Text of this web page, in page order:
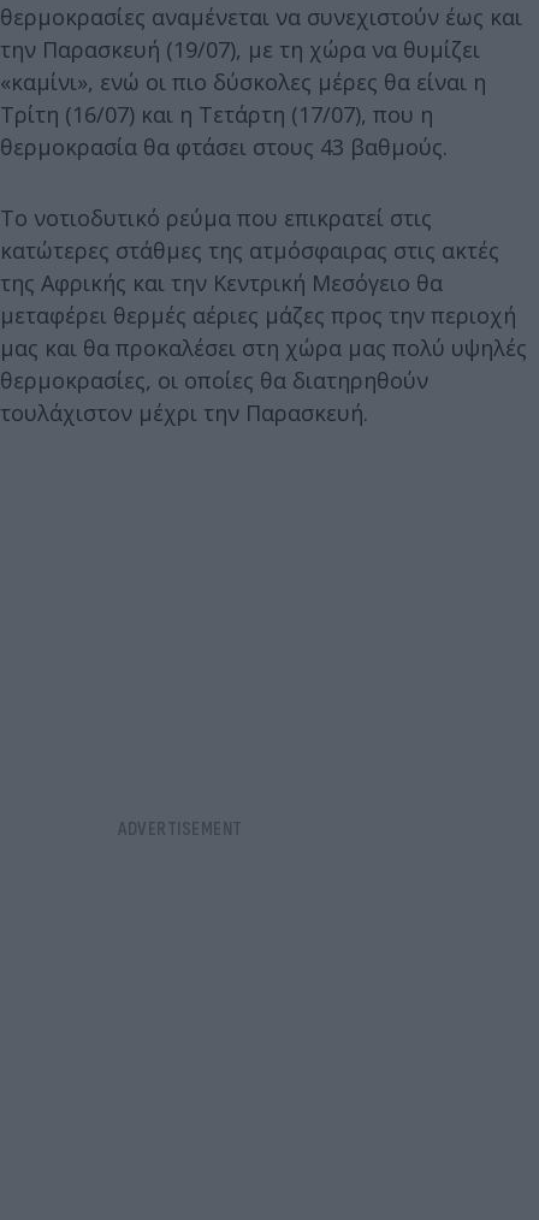
θερμοκρασίες αναμένεται να συνεχιστούν έως και
την Παρασκευή (19/07), με τη χώρα να θυμίζει
«καμίνι», ενώ οι πιο δύσκολες μέρες θα είναι η
Τρίτη (16/07) και η Τετάρτη (17/07), που η
θερμοκρασία θα φτάσει στους 43 βαθμούς.
Το νοτιοδυτικό ρεύμα που επικρατεί στις
κατώτερες στάθμες της ατμόσφαιρας στις ακτές
της Αφρικής και την Κεντρική Μεσόγειο θα
μεταφέρει θερμές αέριες μάζες προς την περιοχή
μας και θα προκαλέσει στη χώρα μας πολύ υψηλές
θερμοκρασίες, οι οποίες θα διατηρηθούν
τουλάχιστον μέχρι την Παρασκευή.